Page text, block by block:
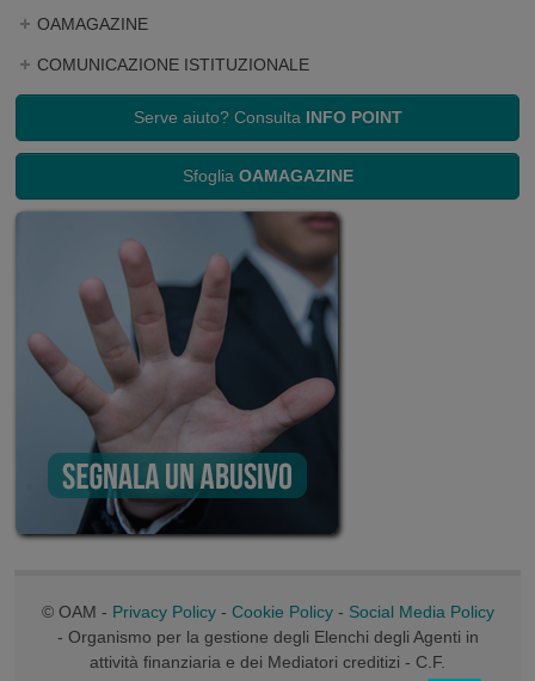
OAMAGAZINE
COMUNICAZIONE ISTITUZIONALE
Serve aiuto? Consulta INFO POINT
Sfoglia OAMAGAZINE
© OAM - Privacy Policy- Cookie Policy- Social Media Policy
- Organismo per la gestione degli Elenchi degli Agenti in
attività finanziaria e dei Mediatori creditizi - C.F.